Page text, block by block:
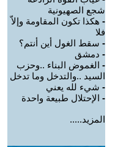
شجع الصهيونية
- هكذا تكون المقاومة وإلاّ
فلا
- سقط الغول أين أنتم؟
- دمشق
- الغموض البناء ..وحزب
السيد ..والتدخل وما تدخل
- شيء لله يعني
- الإحتلال طبيعة واحدة
المزيد.....